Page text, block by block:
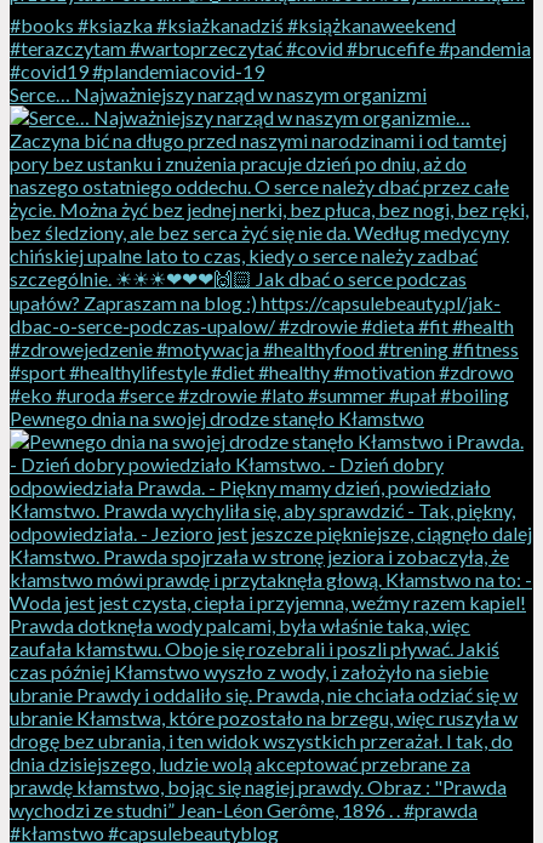
Serce… Najważniejszy narząd w naszym organizmi
Pewnego dnia na swojej drodze stanęło Kłamstwo